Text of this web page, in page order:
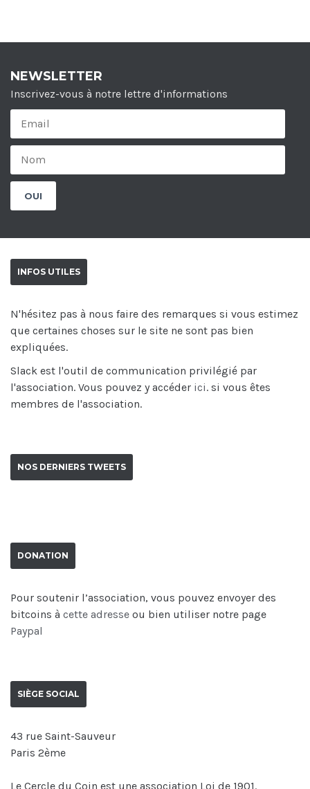
NEWSLETTER
Inscrivez-vous à notre lettre d'informations
INFOS UTILES
N'hésitez pas à nous faire des remarques si vous estimez
que certaines choses sur le site ne sont pas bien
expliquées.
Slack est l'outil de communication privilégié par
l'association. Vous pouvez y accéder ici. si vous êtes
membres de l'association.
NOS DERNIERS TWEETS
DONATION
Pour soutenir l’association, vous pouvez envoyer des
bitcoins à cette adresse ou bien utiliser notre page
Paypal
SIÈGE SOCIAL
43 rue Saint-Sauveur
Paris 2ème
Le Cercle du Coin est une association Loi de 1901.